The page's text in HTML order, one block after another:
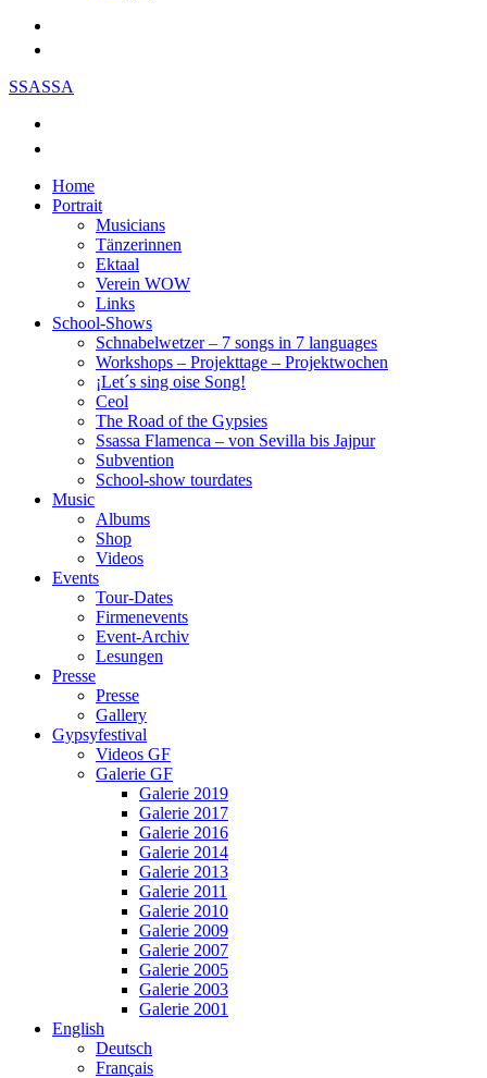
SSASSA
Home
Portrait
Musicians
Tänzerinnen
Ektaal
Verein WOW
Links
School-Shows
Schnabelwetzer – 7 songs in 7 languages
Workshops – Projekttage – Projektwochen
¡Let´s sing oise Song!
Ceol
The Road of the Gypsies
Ssassa Flamenca – von Sevilla bis Jajpur
Subvention
School-show tourdates
Music
Albums
Shop
Videos
Events
Tour-Dates
Firmenevents
Event-Archiv
Lesungen
Presse
Presse
Gallery
Gypsyfestival
Videos GF
Galerie GF
Galerie 2019
Galerie 2017
Galerie 2016
Galerie 2014
Galerie 2013
Galerie 2011
Galerie 2010
Galerie 2009
Galerie 2007
Galerie 2005
Galerie 2003
Galerie 2001
English
Deutsch
Français